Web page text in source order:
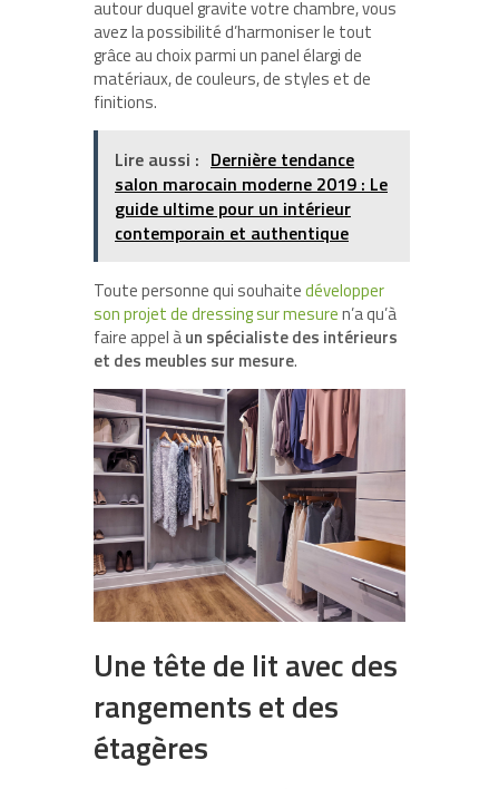
autour duquel gravite votre chambre, vous
avez la possibilité d’harmoniser le tout
grâce au choix parmi un panel élargi de
matériaux, de couleurs, de styles et de
finitions.
Lire aussi : Dernière tendance
salon marocain moderne 2019 : Le
guide ultime pour un intérieur
contemporain et authentique
Toute personne qui souhaitedévelopper
son projet de dressing sur mesuren’a qu’à
faire appel àun spécialiste des intérieurs
et des meubles sur mesure.
Une tête de lit avec des
rangements et des
étagères